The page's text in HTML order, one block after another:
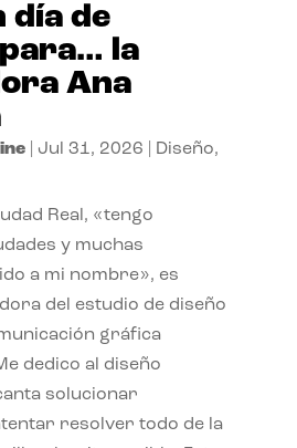
día de
la
Ana
| Jul 31, 2026 Diseño,
Real, «tengo
y muchas
a mi nombre», es
del estudio de diseño
gráfica
dedico al diseño
solucionar
resolver todo de la